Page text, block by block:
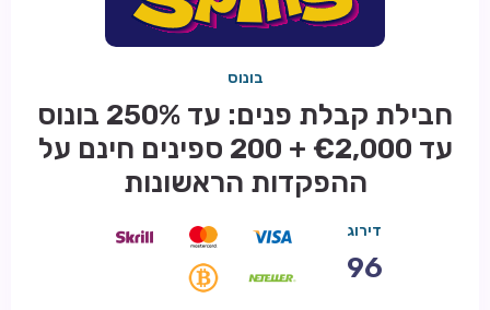
בונוס
חבילת קבלת פנים: עד 250% בונוס
עד €2,000 + 200 ספינים חינם על
ההפקדות הראשונות
דירוג
96